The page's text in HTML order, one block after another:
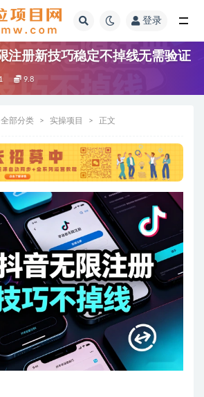
登录
注册新技巧稳定不掉线无需验证
1 9.8
全部分类 实操项目 正文